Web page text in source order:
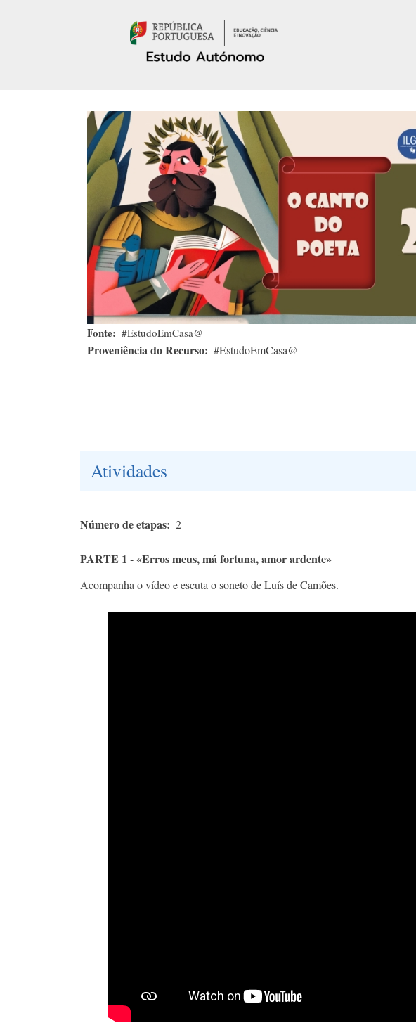
Fonte #EstudoEmCasa@
Proveniência do Recurso #EstudoEmCasa@
Atividades
Número de etapas 2
PARTE 1 - «Erros meus, má fortuna, amor ardente»
Acompanha o vídeo e escuta o soneto de Luís de Camões.